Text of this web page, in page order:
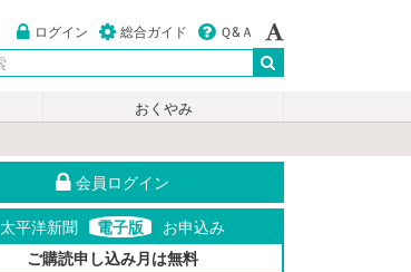
ログイン 総合ガイド Ｑ&Ａ
おくやみ
会員ログイン
太平洋新聞 電子版
お申込み
ご購読申し込み月は無料